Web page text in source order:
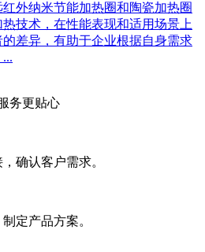
外纳米节能加热圈和陶瓷加热圈
技术，在性能表现和适用场景上
差异，有助于企业根据自身需求
务更贴心
确认客户需求。
定产品方案。